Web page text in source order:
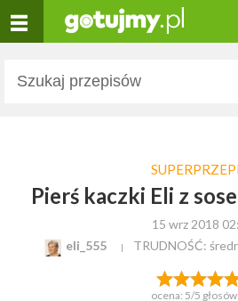
Pierś kaczki Eli z
15 wrz 2018
eli_555
TRUDNOŚĆ:
ocena: 5/5 głosów: